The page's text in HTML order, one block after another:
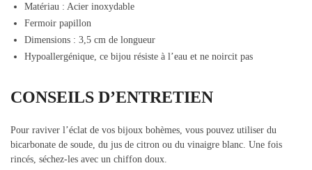
Matériau : Acier inoxydable
Fermoir papillon
Dimensions : 3,5 cm de longueur
Hypoallergénique, ce bijou résiste à l’eau et ne noircit pas
CONSEILS D’ENTRETIEN
Pour raviver l’éclat de vos bijoux bohèmes, vous pouvez utiliser du
bicarbonate de soude, du jus de citron ou du vinaigre blanc. Une fois
rincés, séchez-les avec un chiffon doux.